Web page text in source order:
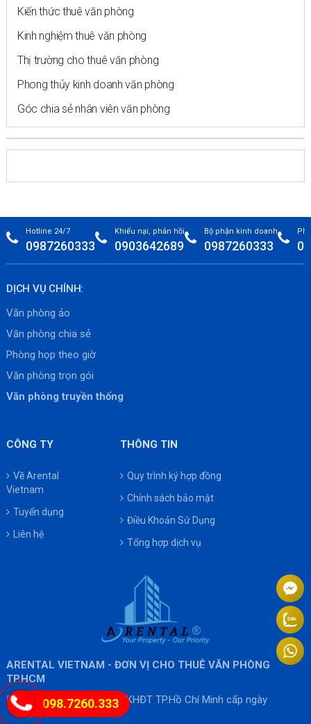
Kiến thức thuê văn phòng
Kinh nghiệm thuê văn phòng
Thị trường cho thuê văn phòng
Phong thủy kinh doanh văn phòng
Góc chia sẻ nhân viên văn phòng
Hotline 24/7
0987260333
Khiếu nại, phản hồi
0903642689
Bộ phận kinh doanh
0987260333
DỊCH VỤ CHÍNH:
Văn phòng ảo
Văn phòng chia sẻ
Phòng họp theo giờ
Văn phòng trọn gói
Văn phòng truyền thống
CÔNG TY
Về Arental
Vietnam
Tuyển dụng
Liên hệ
THÔNG TIN
Quy trình ký hợp đồng
Chính sách bảo mật
Điều Khoản Sử Dụng
Tổng hợp dịch vụ
ARENTAL VIETNAM - ĐƠN VỊ CHO THUÊ VĂN PHÒNG
TP.HCM
MST: 0315601646 - Sở KHĐT TP.Hồ Chí Minh cấp ngày
01/04/2019
098.7260.333